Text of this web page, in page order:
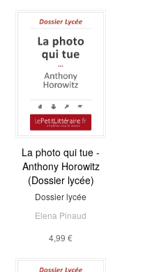
La photo qui tue -
Anthony Horowitz
(Dossier lycée)
Dossier lycée
Elena Pinaud
4,99 €